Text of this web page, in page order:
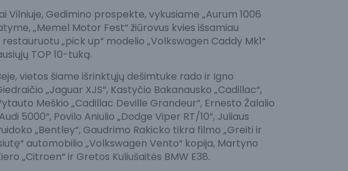
Vilniuje, Gedimino prospekte, vykusiame „Aurum 1006
„Memel Motor Fest“ žiūrovus kvies išsamiau
„pick up“ modelio „Volkswagen Caddy Mk1“
TOP 10-tuką.
vietos šiame išrinktųjų dešimtuke rado ir Igno
„Jaguar XJS“, Kastyčio Bakanausko „Cadillac“,
Meškio „Cadillac Deville Grandeur“, Ernesto Žalalio
5000“, Povilo Aniulio „Dodge Viper RT/10“, Juliaus
„Bentley“, Gaudrimo Rakicko tikra filmo „Greiti ir
automobilio „Volkswagen Vento“ kopija, Martyno
„Citroen“ ir Gretos Kuliušaitės BMW E38.